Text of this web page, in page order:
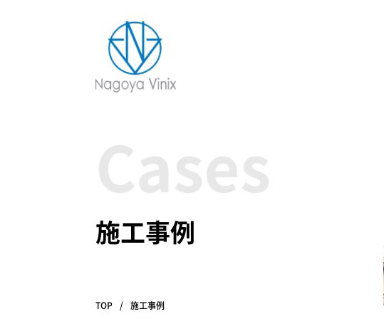
施工事例
TOP 施工事例